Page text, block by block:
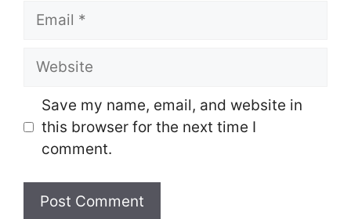
Email
Website
Save my name, email, and website in
this browser for the next time I
comment.